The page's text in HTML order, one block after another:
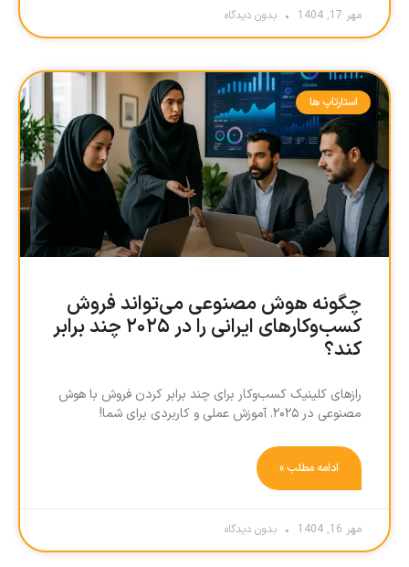
مهر 17, 1404 بدون دیدگاه
استارتاپ ها
چگونه هوش مصنوعی می‌تواند فروش
کسب‌وکارهای ایرانی را در ۲۰۲۵ چند برابر
کند؟
رازهای کلینیک کسب‌وکار برای چند برابر کردن فروش با هوش
مصنوعی در ۲۰۲۵. آموزش عملی و کاربردی برای شما!
ادامه مطلب »
مهر 16, 1404 بدون دیدگاه